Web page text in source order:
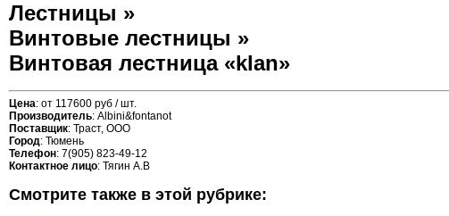
Лестницы »
Винтовые лестницы »
Винтовая лестница «klan»
Цена: от 117600 руб / шт.
Производитель: Albini&fontanot
Поставщик: Траст, ООО
Город: Тюмень
Телефон: 7(905) 823-49-12
Контактное лицо: Тягин А.В
Смотрите также в этой рубрике: